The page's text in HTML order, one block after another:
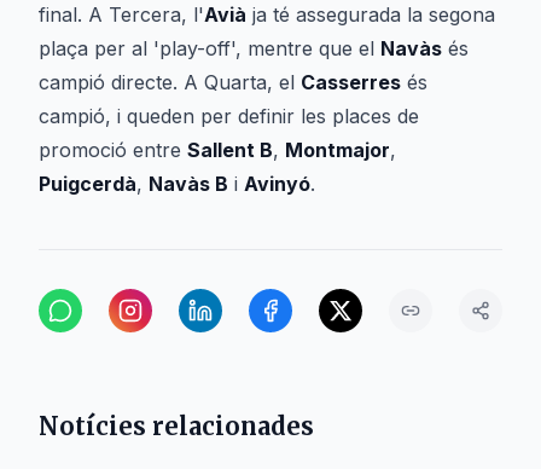
final. A Tercera, l'Avià ja té assegurada la segona
plaça per al 'play-off', mentre que el Navàs és
campió directe. A Quarta, el Casserres és
campió, i queden per definir les places de
promoció entre Sallent B, Montmajor,
Puigcerdà, Navàs B i Avinyó.
Notícies relacionades